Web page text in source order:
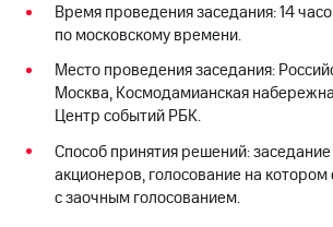
Новости
в
регионе
и акционерам
Корпоративное
управление
Корпоративный
Время проведения заседания: 14
по московскому времени.
Место проведения заседания:
Москва, Космодамианская
Центр событий РБК.
Способ принятия решений:
акционеров, голосование на
с заочным голосованием.